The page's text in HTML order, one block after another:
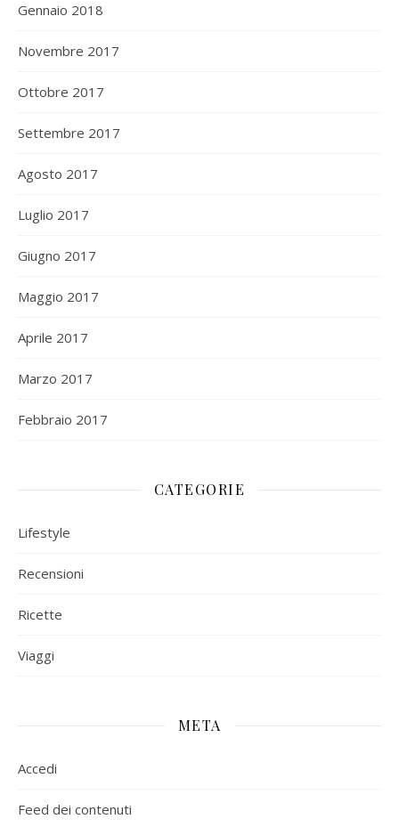
Gennaio 2018
Novembre 2017
Ottobre 2017
Settembre 2017
Agosto 2017
Luglio 2017
Giugno 2017
Maggio 2017
Aprile 2017
Marzo 2017
Febbraio 2017
CATEGORIE
Lifestyle
Recensioni
Ricette
Viaggi
META
Accedi
Feed dei contenuti